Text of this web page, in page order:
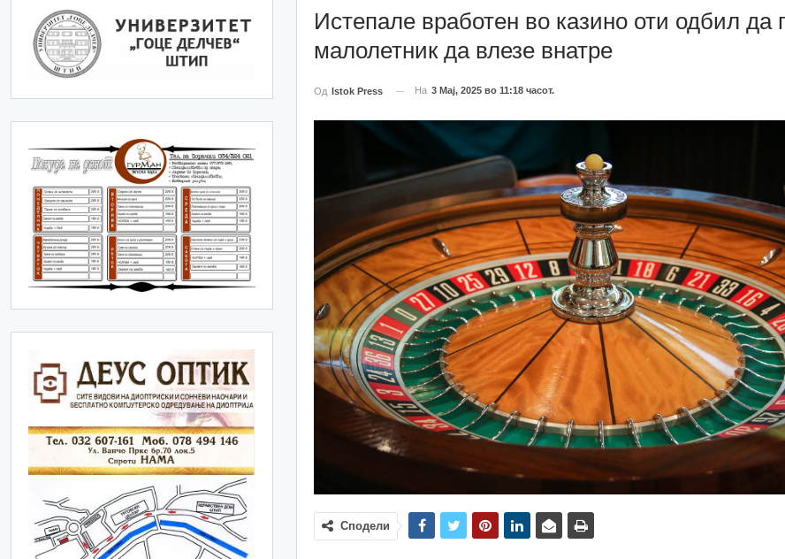
Истепале вработен во казино оти одбил да
малолетник да влезе внатре
Од Istok Press На 3 Мај, 2025 во 11:18 часот.
Сподели